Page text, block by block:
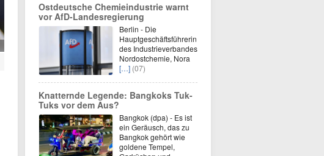
Ostdeutsche Chemieindustrie warnt
vor AfD-Landesregierung
Berlin - Die
Hauptgeschäftsführerin
des Industrieverbandes
Nordostchemie, Nora
[…] (07)
Knatternde Legende: Bangkoks Tuk-
Tuks vor dem Aus?
Bangkok (dpa) - Es ist
ein Geräusch, das zu
Bangkok gehört wie
goldene Tempel,